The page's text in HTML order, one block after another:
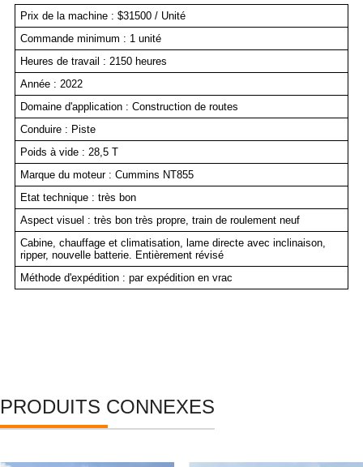
Prix de la machine : $31500 / Unité
Commande minimum : 1 unité
Heures de travail : 2150 heures
Année : 2022
Domaine d'application : Construction de routes
Conduire : Piste
Poids à vide : 28,5 T
Marque du moteur : Cummins NT855
Etat technique : très bon
Aspect visuel : très bon très propre, train de roulement neuf
Cabine, chauffage et climatisation, lame directe avec inclinaison,
ripper, nouvelle batterie. Entièrement révisé
Méthode d'expédition : par expédition en vrac
PRODUITS CONNEXES